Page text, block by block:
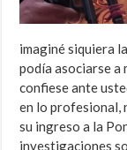
imaginé siquiera
podía asociarse a
confiese ante
en lo profesional,
su ingreso a la
investigaciones